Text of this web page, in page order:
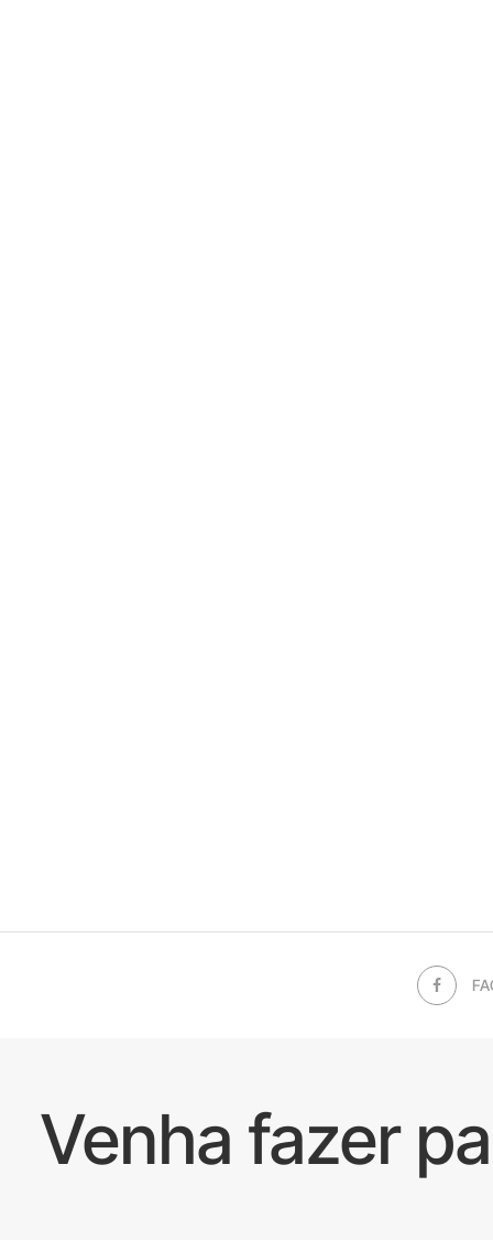
Venha fazer